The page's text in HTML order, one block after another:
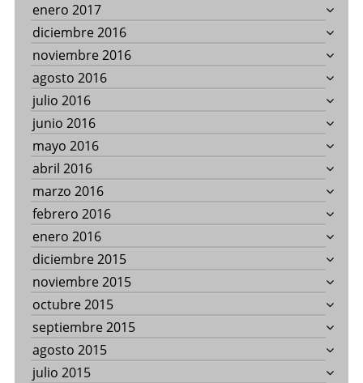
enero 2017
diciembre 2016
noviembre 2016
agosto 2016
julio 2016
junio 2016
mayo 2016
abril 2016
marzo 2016
febrero 2016
enero 2016
diciembre 2015
noviembre 2015
octubre 2015
septiembre 2015
agosto 2015
julio 2015